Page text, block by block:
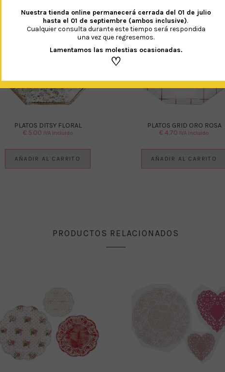
PLATOS DITSY FLORAL
€5.00 IVA Incluido
AÑADIR AL CARRITO
PLATOS GRID ORO ROSA
€4.70 IVA Incluido
AÑADIR AL CARRITO
PRODUCTOS RELACIONADOS
Nuestra tienda online permanecerá cerrada del 01 de julio
hasta el 01 de septiembre (ambos inclusive).
Cualquier consulta durante este tiempo será respondida
una vez que regresemos.
Lamentamos las molestias ocasionadas.
♡